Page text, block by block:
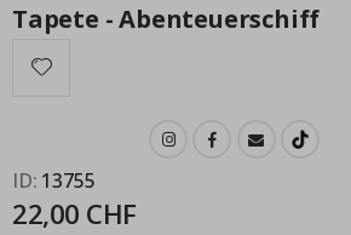
Tapete - Abenteuerschiff
ID 13755
22,00 CHF